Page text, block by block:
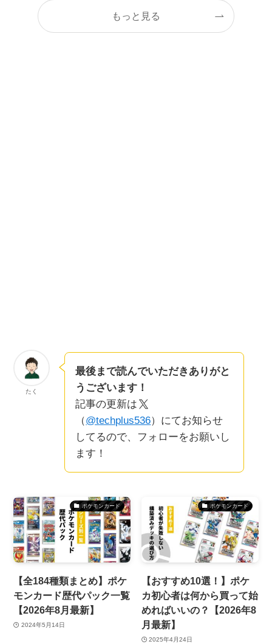
もっと見る
たく
最後まで読んでいただきありがと
うございます！
記事の更新は
（@techplus536）にてお知らせ
してるので、フォローをお願いし
ます！
ポケモンカード
【全184種類まとめ】ポケ
モンカード歴代パック一覧
【2026年8月最新】
2024年5月14日
ポケモンカード
【おすすめ10選！】ポケ
カ初心者は何から買って始
めればいいの？【2026年8
月最新】
2025年4月24日